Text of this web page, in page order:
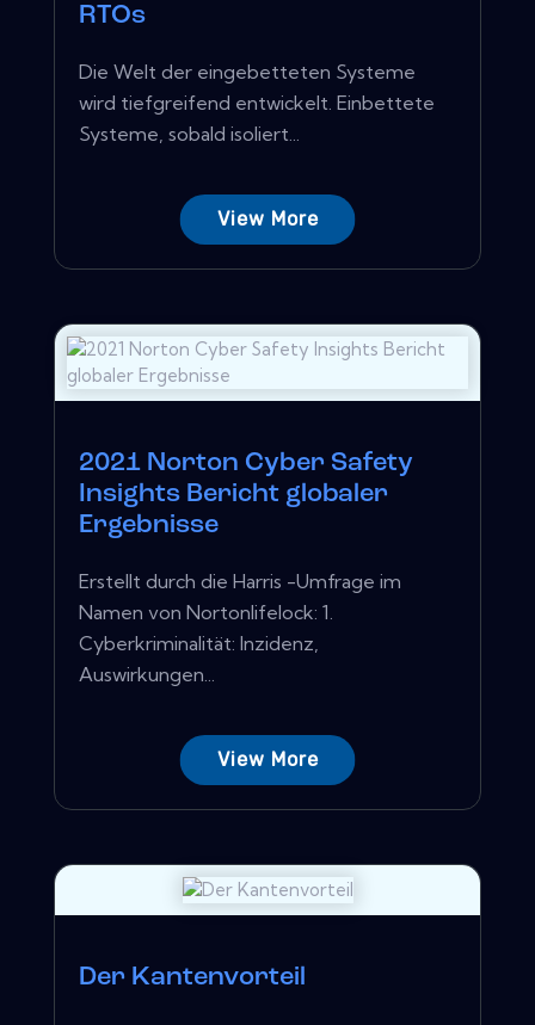
RTOs
Die Welt der eingebetteten Systeme
wird tiefgreifend entwickelt. Einbettete
Systeme, sobald isoliert...
View More
2021 Norton Cyber ​​Safety
Insights Bericht globaler
Ergebnisse
Erstellt durch die Harris -Umfrage im
Namen von Nortonlifelock: 1.
Cyberkriminalität: Inzidenz,
Auswirkungen...
View More
Der Kantenvorteil